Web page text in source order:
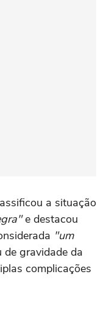
a situação
e destacou
"um
de gravidade da
complicações